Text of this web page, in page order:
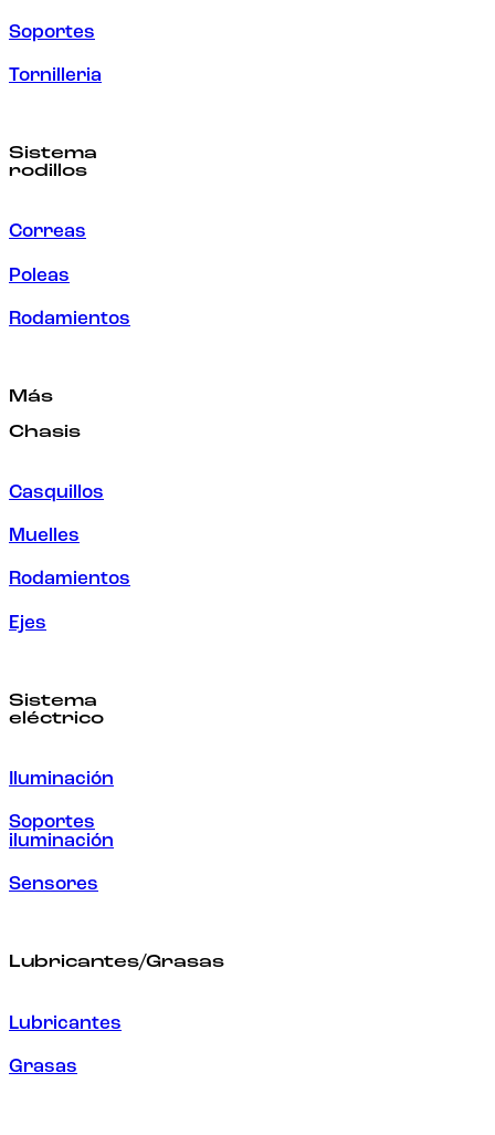
Soportes
Tornilleria
Sistema
rodillos
Correas
Poleas
Rodamientos
Más
Chasis
Casquillos
Muelles
Rodamientos
Ejes
Sistema
eléctrico
Iluminación
Soportes
iluminación
Sensores
Lubricantes/Grasas
Lubricantes
Grasas